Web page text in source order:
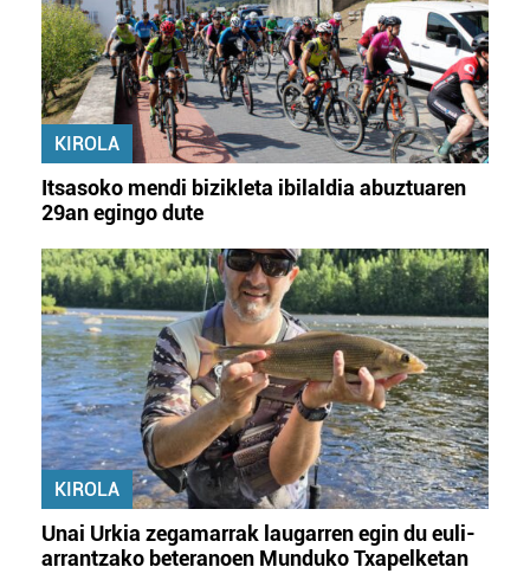
KIROLA
Itsasoko mendi bizikleta ibilaldia abuztuaren
29an egingo dute
KIROLA
Unai Urkia zegamarrak laugarren egin du euli-
arrantzako beteranoen Munduko Txapelketan